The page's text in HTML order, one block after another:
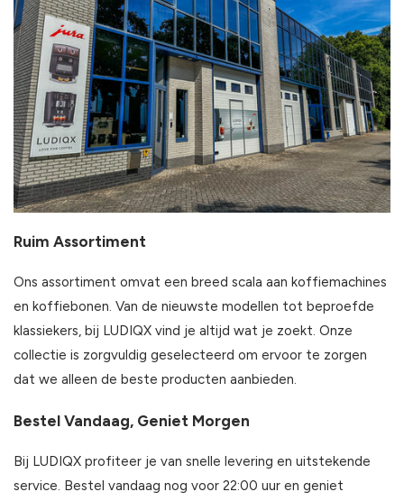
Ruim Assortiment
Ons assortiment omvat een breed scala aan koffiemachines
en koffiebonen. Van de nieuwste modellen tot beproefde
klassiekers, bij LUDIQX vind je altijd wat je zoekt. Onze
collectie is zorgvuldig geselecteerd om ervoor te zorgen
dat we alleen de beste producten aanbieden.
Bestel Vandaag, Geniet Morgen
Bij LUDIQX profiteer je van snelle levering en uitstekende
service. Bestel vandaag nog voor 22:00 uur en geniet